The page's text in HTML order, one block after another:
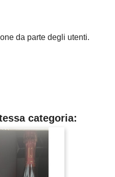
da parte degli utenti.
categoria: